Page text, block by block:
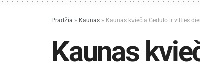
Pradžia » Kaunas » Kaunas kviečia Gedulo ir vilties
Kaunas